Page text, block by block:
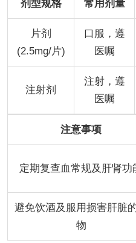
剂型规格 常用剂量
片剂
(2.5mg/片)
口服，遵
医嘱
注射剂
注射，遵
医嘱
注意事项
定期复查血常规及肝肾功
避免饮酒及服用损害肝脏
物